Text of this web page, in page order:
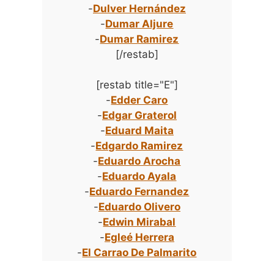
-Dulver Hernández
-Dumar Aljure
-Dumar Ramirez
[/restab]
[restab title="E"]
-Edder Caro
-Edgar Graterol
-Eduard Maita
-Edgardo Ramirez
-Eduardo Arocha
-Eduardo Ayala
-Eduardo Fernandez
-Eduardo Olivero
-Edwin Mirabal
-Egleé Herrera
-El Carrao De Palmarito